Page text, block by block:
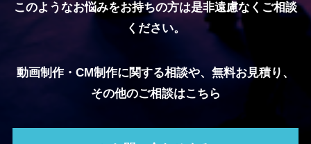
このようなお悩みをお持ちの方は是非遠慮なくご相談
ください。
動画制作・CM制作に関する相談や、無料お見積り、
その他のご相談はこちら